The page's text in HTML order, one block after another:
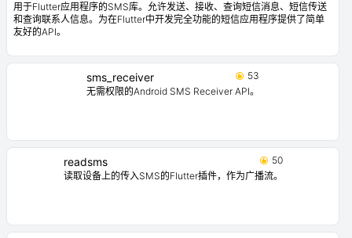
用于Flutter应用程序的SMS库。允许发送、接收、查询短信消息、短信传送
和查询联系人信息。为在Flutter中开发完全功能的短信应用程序提供了简单
友好的API。
sms_receiver
53
无需权限的Android SMS Receiver API。
readsms
50
读取设备上的传入SMS的Flutter插件，作为广播流。